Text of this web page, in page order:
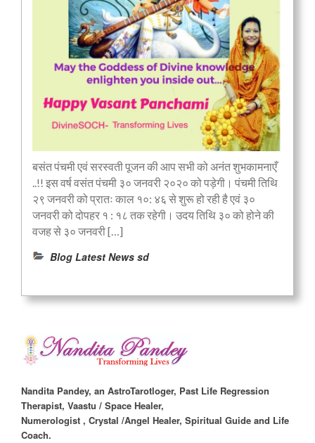
बसंत पंचमी एवं सरस्वती पूजन की आप सभी को अनंत शुभकामनाएँ
..!! इस वर्ष वसंत पंचमी ३० जनवरी २०२० को पड़ेगी। पंचमी तिथि
२९ जनवरी को प्रातः काल १०: ४६ से शुरू हो रही है एवं ३०
जनवरी को दोपहर १ : १८ तक रहेगी। उदय तिथि ३० को होने की
वजह से ३० जनवरी […]
Blog Latest News sd
Nandita Pandey, an AstroTarotloger, Past Life Regression
Therapist, Vaastu / Space Healer,
Numerologist , Crystal /Angel Healer, Spiritual Guide and Life
Coach.